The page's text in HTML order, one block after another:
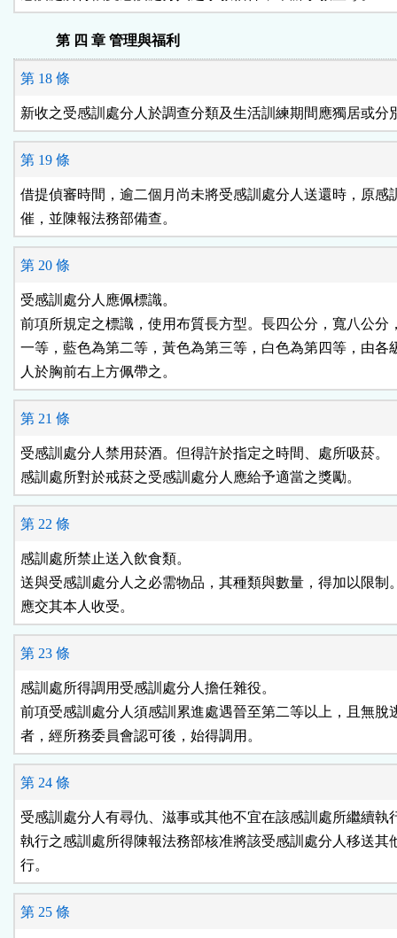
第 四 章 管理與福利
第 18 條
新收之受感訓處分人於調查分類及生活訓練期間應獨居或分
第 19 條
借提偵審時間，逾二個月尚未將受感訓處分人送還時，原感
催，並陳報法務部備查。
第 20 條
受感訓處分人應佩標識。
前項所規定之標識，使用布質長方型。長四公分，寬八公分
一等，藍色為第二等，黃色為第三等，白色為第四等，由各
人於胸前右上方佩帶之。
第 21 條
受感訓處分人禁用菸酒。但得許於指定之時間、處所吸菸。
感訓處所對於戒菸之受感訓處分人應給予適當之獎勵。
第 22 條
感訓處所禁止送入飲食類。
送與受感訓處分人之必需物品，其種類與數量，得加以限制
應交其本人收受。
第 23 條
感訓處所得調用受感訓處分人擔任雜役。
前項受感訓處分人須感訓累進處遇晉至第二等以上，且無脫
者，經所務委員會認可後，始得調用。
第 24 條
受感訓處分人有尋仇、滋事或其他不宜在該感訓處所繼續執
執行之感訓處所得陳報法務部核准將該受感訓處分人移送其
行。
第 25 條